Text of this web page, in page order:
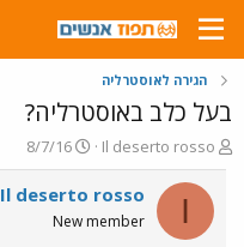
הגירה לאוסטרליה
בעל כלב באוסטרליה?
פ
ו
ת
ח
ה
Il deserto rosso
פ
ו
ר
ם
8/7/16
I
Il deserto rosso
New member